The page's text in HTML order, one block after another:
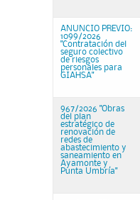
ANUNCIO PREVIO:
1099/2026
"Contratación del
seguro colectivo
de riesgos
personales para
GIAHSA"
967/2026 "Obras
del plan
estratégico de
renovación de
redes de
abastecimiento y
saneamiento en
Ayamonte y
Punta Umbría"